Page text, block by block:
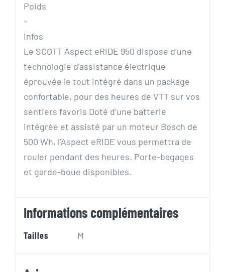
Poids
–
Infos
Le SCOTT Aspect eRIDE 950 dispose d’une
technologie d’assistance électrique
éprouvée le tout intégré dans un package
confortable, pour des heures de VTT sur vos
sentiers favoris Doté d’une batterie
intégrée et assisté par un moteur Bosch de
500 Wh, l’Aspect eRIDE vous permettra de
rouler pendant des heures. Porte-bagages
et garde-boue disponibles.
Informations complémentaires
Tailles M